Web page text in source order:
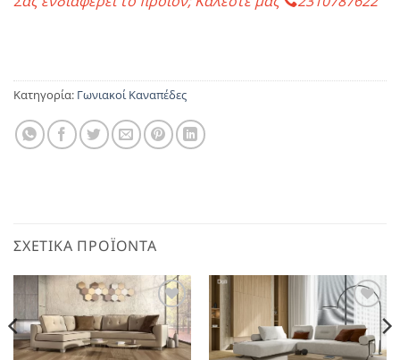
Κατηγορία: Γωνιακοί Καναπέδες
ΣΧΕΤΙΚΆ ΠΡΟΪΌΝΤΑ
Αγαπημένο Αγαπημένο